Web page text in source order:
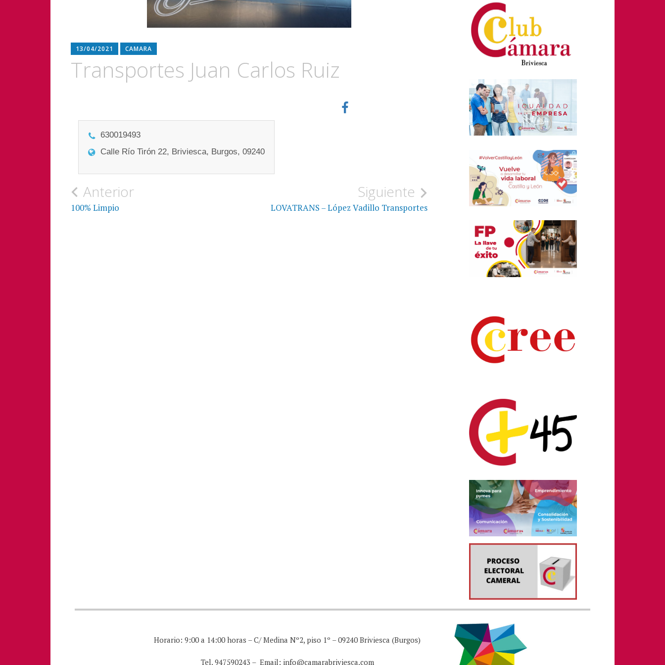
13/04/2021 CAMARA
Transportes Juan Carlos Ruiz
630019493
Calle Río Tirón 22, Briviesca, Burgos, 09240
Navegación
entradas
Anterior
100% Limpio
Siguiente
LOVATRANS – López Vadillo Transportes
Horario: 9:00 a 14:00 horas – C/ Medina Nº2, piso 1º – 09240 Briviesca (Burgos)
Tel. 947590243 – Email: info@camarabriviesca.com